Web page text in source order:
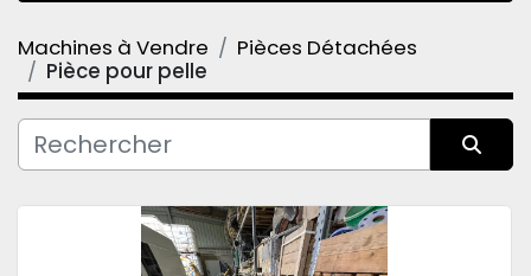
Catégorie
Fabricant
Condition
Machines à Vendre
Pièces Détachées
Pièce pour pelle